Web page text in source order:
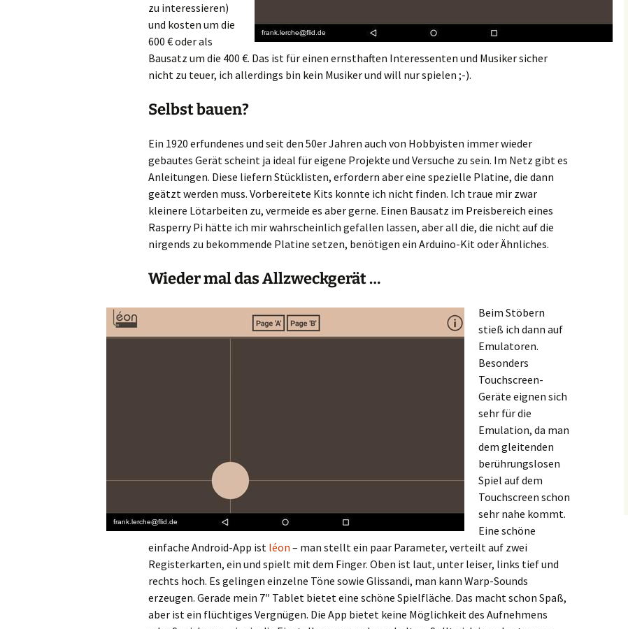
zu interessieren)
und kosten um die
600 € oder als
Bausatz um die 400 €. Das ist für einen ernsthaften Interessenten und Musiker sicher
nicht zu teuer, ich allerdings bin kein Musiker und will nur spielen ;-).
Selbst bauen?
Ein 1920 erfundenes und seit den 50er Jahren auch von Hobbyisten immer wieder
gebautes Gerät scheint ja ideal für eigene Projekte und Versuche zu sein. Im Netz gibt es
Anleitungen. Diese liefern Stücklisten, erfordern aber eine spezielle Platine, die dann
geätzt werden muss. Vorbereitete Kits konnte ich nicht finden. Ich traue mir zwar
kleinere Lötarbeiten zu, vermeide es aber gerne. Einen Bausatz im Preisbereich eines
Rasperry Pi hätte ich mir wahrscheinlich gefallen lassen, aber all die, die nicht auf die
nirgends zu bekommende Platine setzen, benötigen ein Arduino-Kit oder Ähnliches.
Wieder mal das Allzweckgerät …
Beim Stöbern
stieß ich dann auf
Emulatoren.
Besonders
Touchscreen-
Geräte eignen sich
sehr für die
Emulation, da man
dem gleitenden
berührungslosen
Spiel auf dem
Touchscreen schon
sehr nahe kommt.
Eine schöne
einfache Android-App ist léon – man stellt ein paar Parameter, verteilt auf zwei
Registerkarten, ein und spielt mit dem Finger. Oben ist laut, unter leiser, links tief und
rechts hoch. Es gelingen einzelne Töne sowie Glissandi, man kann Warp-Sounds
erzeugen. Gerade mein 7″ Tablet bietet eine schöne Spielfläche. Das macht schon Spaß,
aber ist ein flüchtiges Vergnügen. Die App bietet keine Möglichkeit des Aufnehmens